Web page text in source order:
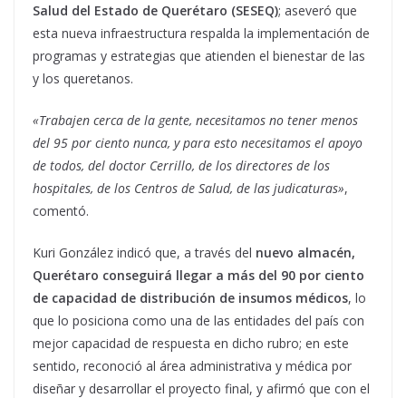
Salud del Estado de Querétaro (SESEQ); aseveró que
esta nueva infraestructura respalda la implementación de
programas y estrategias que atienden el bienestar de las
y los queretanos.
«Trabajen cerca de la gente, necesitamos no tener menos
del 95 por ciento nunca, y para esto necesitamos el apoyo
de todos, del doctor Cerrillo, de los directores de los
hospitales, de los Centros de Salud, de las judicaturas»,
comentó.
Kuri González indicó que, a través del nuevo almacén,
Querétaro conseguirá llegar a más del 90 por ciento
de capacidad de distribución de insumos médicos, lo
que lo posiciona como una de las entidades del país con
mejor capacidad de respuesta en dicho rubro; en este
sentido, reconoció al área administrativa y médica por
diseñar y desarrollar el proyecto final, y afirmó que con el